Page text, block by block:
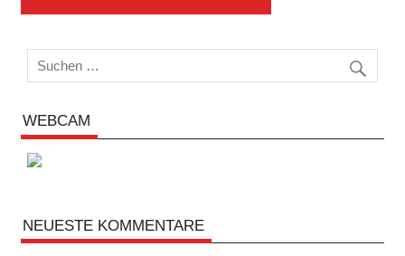
WEBCAM
NEUESTE KOMMENTARE